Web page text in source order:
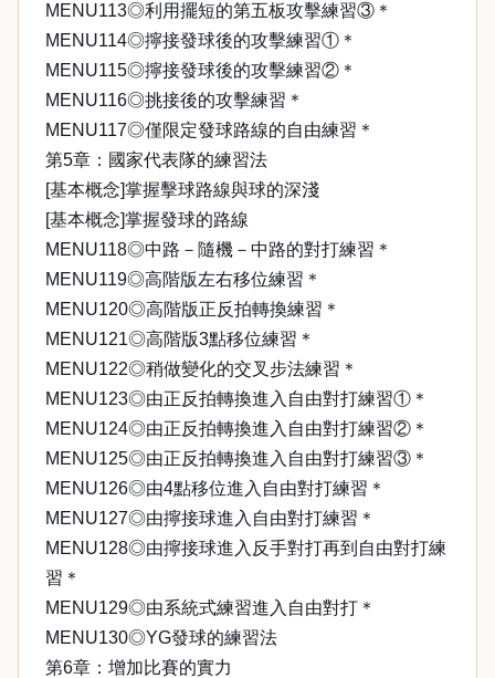
MENU113◎利用擺短的第五板攻擊練習③＊
MENU114◎擰接發球後的攻擊練習①＊
MENU115◎擰接發球後的攻擊練習②＊
MENU116◎挑接後的攻擊練習＊
MENU117◎僅限定發球路線的自由練習＊
第5章：國家代表隊的練習法
[基本概念]掌握擊球路線與球的深淺
[基本概念]掌握發球的路線
MENU118◎中路－隨機－中路的對打練習＊
MENU119◎高階版左右移位練習＊
MENU120◎高階版正反拍轉換練習＊
MENU121◎高階版3點移位練習＊
MENU122◎稍做變化的交叉步法練習＊
MENU123◎由正反拍轉換進入自由對打練習①＊
MENU124◎由正反拍轉換進入自由對打練習②＊
MENU125◎由正反拍轉換進入自由對打練習③＊
MENU126◎由4點移位進入自由對打練習＊
MENU127◎由擰接球進入自由對打練習＊
MENU128◎由擰接球進入反手對打再到自由對打練
習＊
MENU129◎由系統式練習進入自由對打＊
MENU130◎YG發球的練習法
第6章：增加比賽的實力